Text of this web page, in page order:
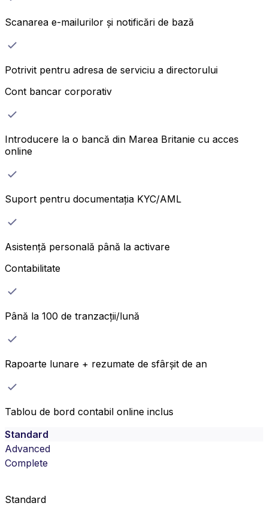
Scanarea e-mailurilor și notificări de bază
Potrivit pentru adresa de serviciu a directorului
Cont bancar corporativ
Introducere la o bancă din Marea Britanie cu acces
online
Suport pentru documentația KYC/AML
Asistență personală până la activare
Contabilitate
Până la 100 de tranzacții/lună
Rapoarte lunare + rezumate de sfârșit de an
Tablou de bord contabil online inclus
Standard
Advanced
Complete
Standard